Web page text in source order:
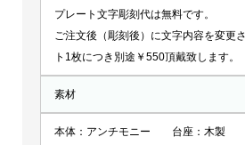
プレート文字彫刻代は無料です。
ご注文後（彫刻後）に文字内容を変更
ト1枚につき別途￥550頂戴致します。
素材
本体：アンチモニー 台座：木製